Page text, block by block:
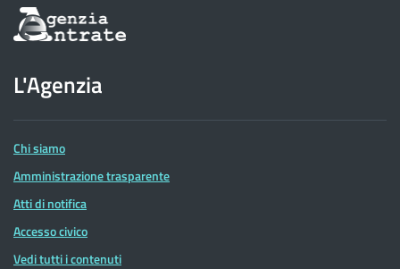
Informazioni
sul
dell'Agenzia
delle
Entrate
L'Agenzia
Chi siamo
Amministrazione trasparente
Atti di notifica
Accesso civico
Vedi tutti i contenuti